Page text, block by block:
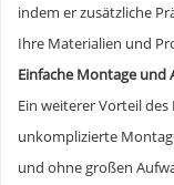
indem er zusätzliche
Ihre Materialien und
Einfache Montage und
Ein weiterer Vorteil des
unkomplizierte
und ohne großen